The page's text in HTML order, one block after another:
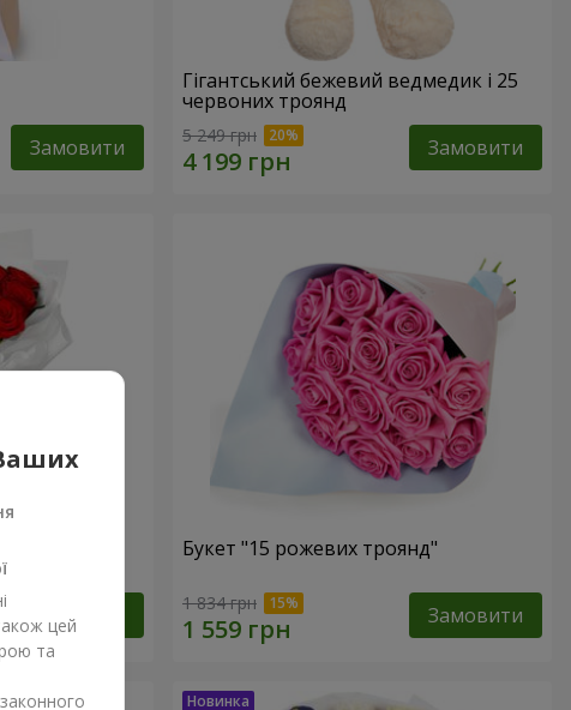
Замовити
Гігантський бежевий ведмедик і 25
червоних троянд
5 249 грн Замовити
Замовити
Букет "15 рожевих троянд"
1 834 грн Замовити
цей
та